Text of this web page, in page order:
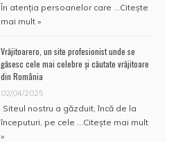
În atenţia persoanelor care … Citește
mai mult »
Vrăjitoarero, un site profesionist unde se
găsesc cele mai celebre și căutate vrăjitoare
din România
02/04/2025
Siteul nostru a găzduit, încă de la
începuturi, pe cele … Citește mai mult
»